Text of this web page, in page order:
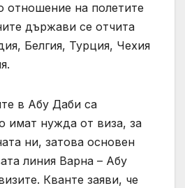
отношение на полетите
държави се отчита
Белгия, Турция, Чехия
в Абу Даби са
имат нужда от виза, за
ни, затова основен
линия Варна – Абу
Кванте заяви, че